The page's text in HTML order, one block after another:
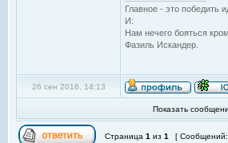
Главное - это победить
И:
Нам нечего бояться
Фазиль Искандер.
26 сен 2016, 14:13
Показать
Страница 1 из 1 [